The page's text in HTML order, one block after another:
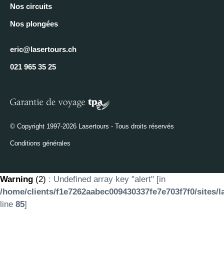
Nos circuits
Nos plongées
eric@lasertours.ch
021 965 35 25
© Copyright 1997-2026 Lasertours - Tous droits réservés
Conditions générales
Warning (2) : Undefined array key "alert" [in
/home/clients/f1e7262aabec009430337fe7e703f7f0/
line 85]